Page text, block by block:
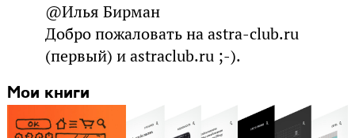
@Илья Бирман
Добро пожаловать на astra-club.ru
(первый) и astraclub.ru ;-).
Мои книги